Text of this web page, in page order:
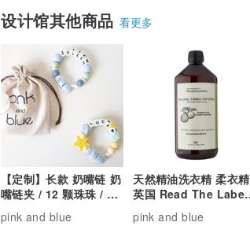
设计馆其他商品 看更多
【定制】长款 奶嘴链 奶
嘴链夹 / 12 颗珠珠 / 食
用级硅胶 送礼
pink and blue
天然精油洗衣精 柔衣精
英国 Read The Label
有机香氛 1000ml
pink and blue